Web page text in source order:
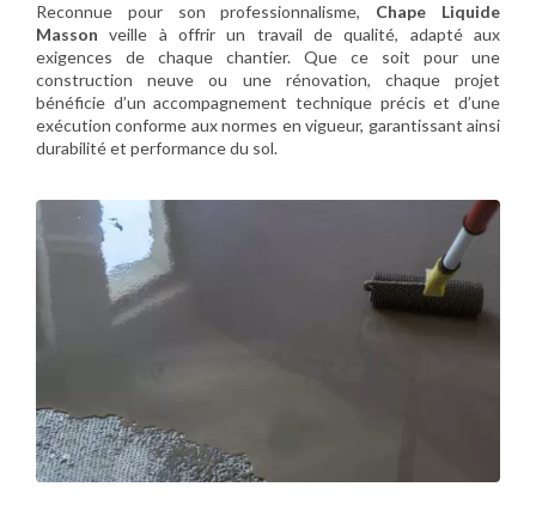
Reconnue pour son professionnalisme, Chape Liquide
Masson veille à offrir un travail de qualité, adapté aux
exigences de chaque chantier. Que ce soit pour une
construction neuve ou une rénovation, chaque projet
bénéficie d’un accompagnement technique précis et d’une
exécution conforme aux normes en vigueur, garantissant ainsi
durabilité et performance du sol.